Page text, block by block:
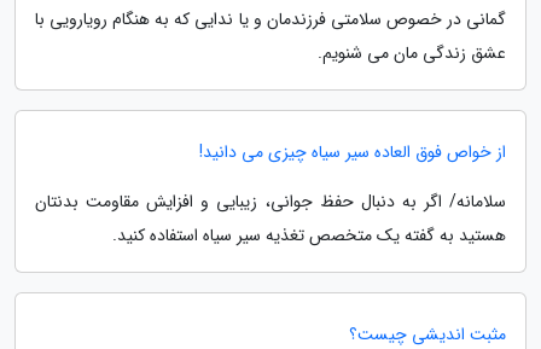
گمانی در خصوص سلامتی فرزندمان و یا ندایی که به هنگام رویارویی با
عشق زندگی مان می شنویم.
از خواص فوق العاده سیر سیاه چیزی می دانید!
سلامانه/ اگر به دنبال حفظ جوانی، زیبایی و افزایش مقاومت بدنتان
هستید به گفته یک متخصص تغذیه سیر سیاه استفاده کنید.
مثبت اندیشی چیست؟